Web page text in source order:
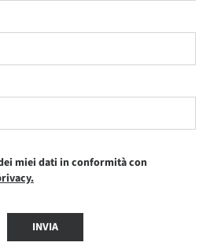
miei dati in conformità con
INVIA